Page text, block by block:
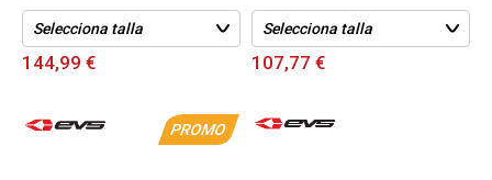
144,99 € 107,77 €
PROMO